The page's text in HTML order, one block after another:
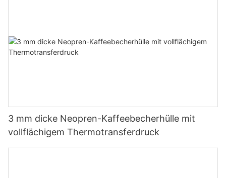
3 mm dicke Neopren-Kaffeebecherhülle mit
vollflächigem Thermotransferdruck